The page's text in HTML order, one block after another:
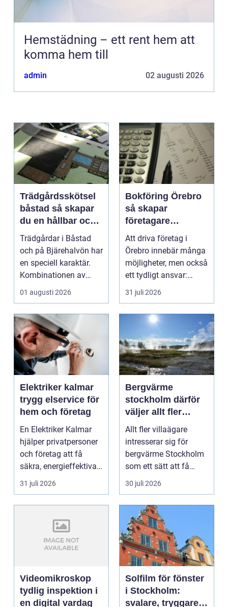
Hemstädning – ett rent hem att
komma hem till
admin 02 augusti 2026
Trädgårdsskötsel
båstad så skapar
du en hållbar och
vacker trädgård på
bjäre
Trädgårdar i Båstad
och på Bjärehalvön har
en speciell karaktär.
Kombinationen av
närheten till have...
01 augusti 2026
Bokföring Örebro
så skapar
företagare
tryggare ekonomi
Att driva företag i
Örebro innebär många
möjligheter, men också
ett tydligt ansvar:
ekonomin måste v...
31 juli 2026
Elektriker kalmar
trygg elservice för
hem och företag
En Elektriker Kalmar
hjälper privatpersoner
och företag att få
säkra, energieffektiva
och framtidssä...
31 juli 2026
Bergvärme
stockholm därför
väljer allt fler
denna
uppvärmning
Allt fler villaägare
intresserar sig för
bergvärme Stockholm
som ett sätt att få
lägre uppvärmningsk...
30 juli 2026
Videomikroskop
tydlig inspektion i
en digital vardag
Solfilm för fönster
i Stockholm:
svalare, tryggare